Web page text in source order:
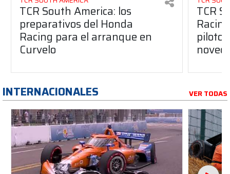
TCR South America: los
preparativos del Honda
Racing para el arranque en
Curvelo
TCR
INTERNACIONALES VER TODAS